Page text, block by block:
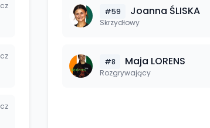
#59 Joanna ŚLISKA
Skrzydłowy
#8 Maja LORENS
Rozgrywający